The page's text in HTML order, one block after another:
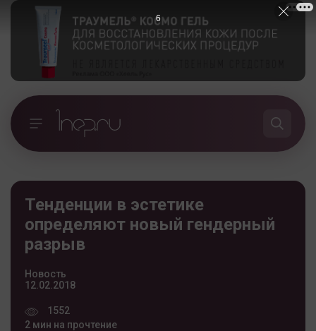
Тенденции в эстетике
определяют новый гендерный
разрыв
Новость
12.02.2018
1552
2 мин на прочтение
5